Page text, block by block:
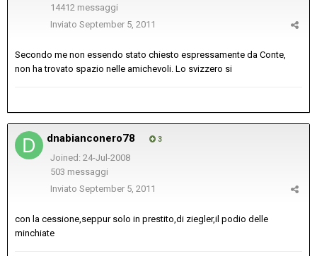
14412 messaggi
Inviato September 5, 2011
Secondo me non essendo stato chiesto espressamente da Conte,
non ha trovato spazio nelle amichevoli. Lo svizzero si
dnabianconero78 3
Joined: 24-Jul-2008
503 messaggi
Inviato September 5, 2011
con la cessione,seppur solo in prestito,di ziegler,il podio delle
minchiate